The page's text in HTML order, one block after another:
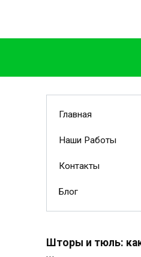
Главная
Наши Работы
Контакты
Блог
Шторы и тюль: